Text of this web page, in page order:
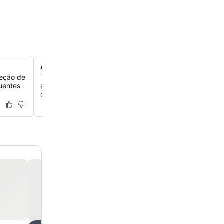
de
Acomodação eficiente e econômica
Tenha uma estadia prática e econômica, perfeita para
a Paris, com comodidades essenciais sem abrir mão da
do conforto.